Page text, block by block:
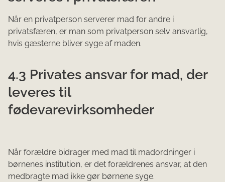
Når en privatperson serverer mad for andre i
privatsfæren, er man som privatperson selv ansvarlig,
hvis gæsterne bliver syge af maden.
4.3 Privates ansvar for mad, der
leveres til
fødevarevirksomheder
Når forældre bidrager med mad til madordninger i
børnenes institution, er det forældrenes ansvar, at den
medbragte mad ikke gør børnene syge.